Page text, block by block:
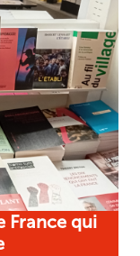
France qui